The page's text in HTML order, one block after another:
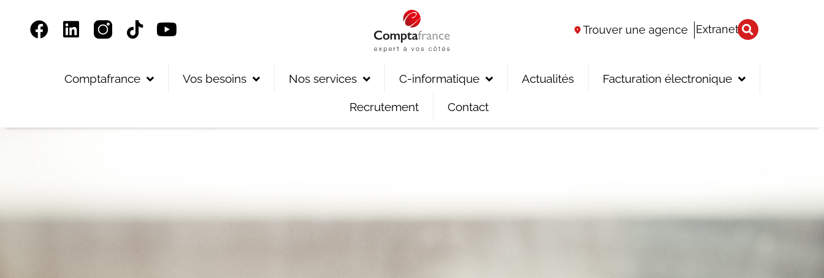
Trouver une agence Extranet
Comptafrance Vos besoins Nos services C-informatique Actualités Facturation électronique
Recrutement Contact